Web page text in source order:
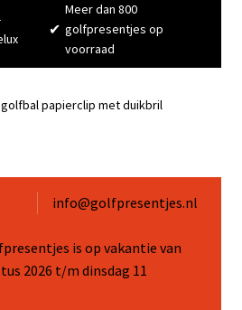
✔
Meer dan 800
golfpresentjes op
voorraad
papierclip met duikbril
info@golfpresentjes.nl
is op vakantie van
2026 t/m dinsdag 11